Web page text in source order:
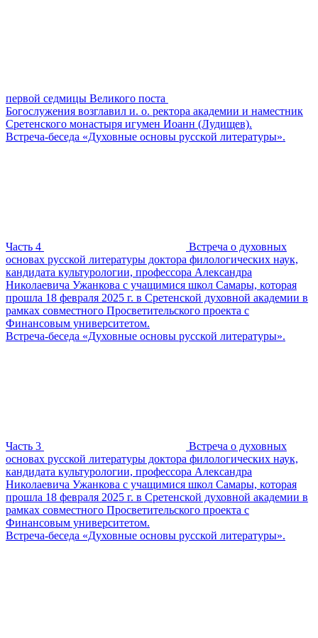
первой седмицы Великого поста
Богослужения возглавил и. о. ректора академии и наместник
Сретенского монастыря игумен Иоанн (Лудищев).
Встреча-беседа «Духовные основы русской литературы».
Часть 4
Встреча о духовных
основах русской литературы доктора филологических наук,
кандидата культурологии, профессора Александра
Николаевича Ужанкова с учащимися школ Самары, которая
прошла 18 февраля 2025 г. в Сретенской духовной академии в
рамках совместного Просветительского проекта с
Финансовым университетом.
Встреча-беседа «Духовные основы русской литературы».
Часть 3
Встреча о духовных
основах русской литературы доктора филологических наук,
кандидата культурологии, профессора Александра
Николаевича Ужанкова с учащимися школ Самары, которая
прошла 18 февраля 2025 г. в Сретенской духовной академии в
рамках совместного Просветительского проекта с
Финансовым университетом.
Встреча-беседа «Духовные основы русской литературы».